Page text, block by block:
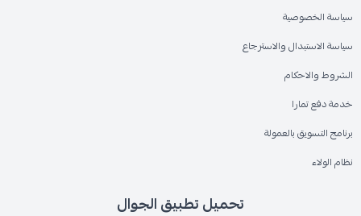
سياسة الخصوصية
سياسة الاستبدال والاسترجاع
الشروط والاحكام
خدمة دفع تمارا
برنامج التسويق بالعمولة
نظام الولاء
تحميل تطبيق الجوال